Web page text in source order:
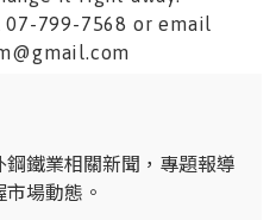
799-7568 or email
鐵業相關新聞，專題報導
場動態。